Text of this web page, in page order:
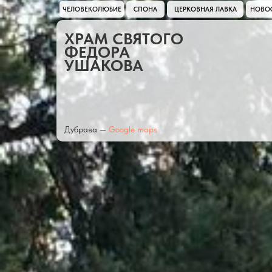
ХРАМ СВЯТОГО
ФЕДОРА
УШАКОВА
Дубрава — Google maps
ЧЕЛОВЕКОЛЮБИЕ ЦЕРКОВНАЯ ЛАВКА
СПОНА